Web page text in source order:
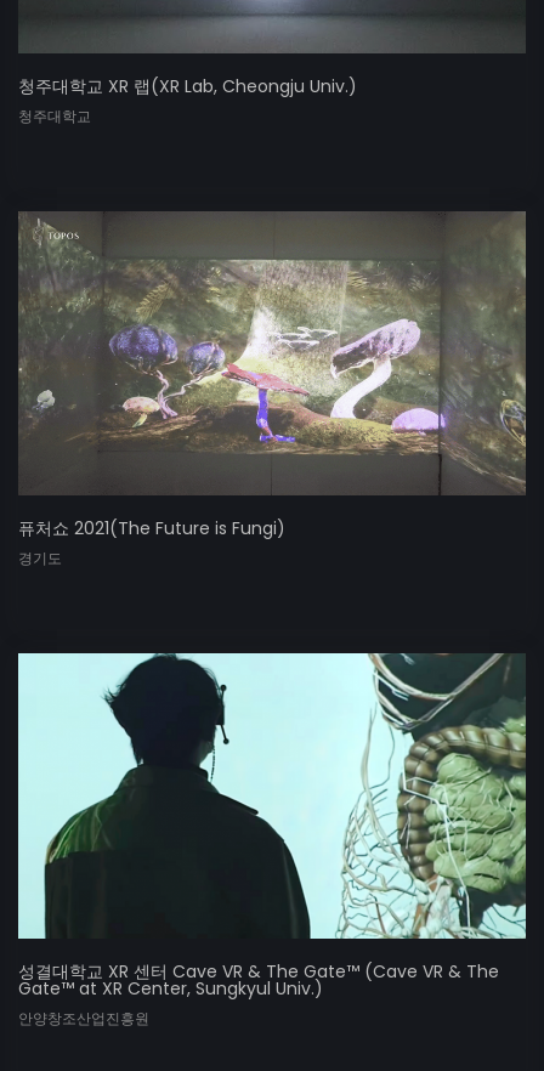
청주대학교 XR 랩(XR Lab, Cheongju Univ.)
청주대학교
퓨처쇼 2021(The Future is Fungi)
경기도
성결대학교 XR 센터 Cave VR & The Gate™ (Cave VR & The
Gate™ at XR Center, Sungkyul Univ.)
안양창조산업진흥원